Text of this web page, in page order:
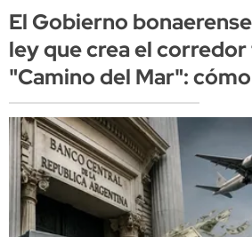
El Gobierno
ley que crea el
"Camino del Mar":